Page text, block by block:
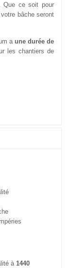
Que ce soit pour
bâche seront
a une durée de
les chantiers de
à 1440